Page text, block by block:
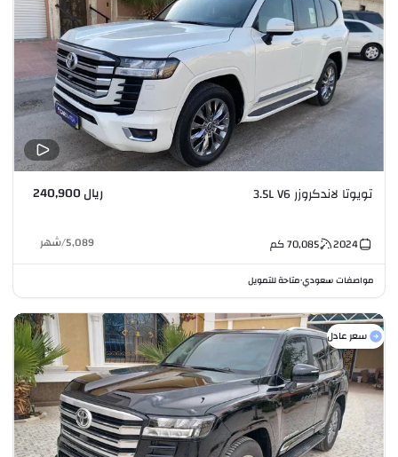
تويوتا لاندكروزر 3.5L V6 ريال 240,900
2024
70,085كم 5,089
/شهر
مواصفات سعودي•متاحة للتمويل
سعر عادل